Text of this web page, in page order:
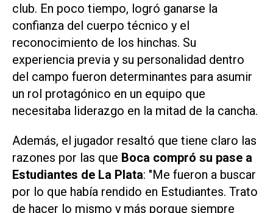
club. En poco tiempo, logró ganarse la
confianza del cuerpo técnico y el
reconocimiento de los hinchas. Su
experiencia previa y su personalidad dentro
del campo fueron determinantes para asumir
un rol protagónico en un equipo que
necesitaba liderazgo en la mitad de la cancha.
Además, el jugador resaltó que tiene claro las
razones por las que Boca compró su pase a
Estudiantes de La Plata: "Me fueron a buscar
por lo que había rendido en Estudiantes. Trato
de hacer lo mismo y más porque siempre